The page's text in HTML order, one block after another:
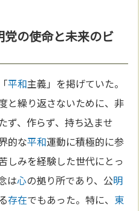
党の使命と未来のビ
平和主義」を掲げていた。
と繰り返さないために、非
ず、作らず、持ち込ませ
的な平和運動に積極的に参
しみを経験した世代にとっ
は心の拠り所であり、公明
存在でもあった。特に、 東